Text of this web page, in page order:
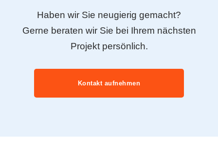
Haben wir Sie neugierig gemacht?
Gerne beraten wir Sie bei Ihrem nächsten
Projekt persönlich.
Kontakt aufnehmen